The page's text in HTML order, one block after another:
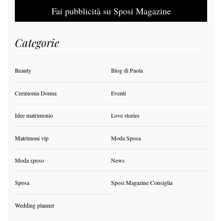
Fai pubblicità su Sposi Magazine
Categorie
Beauty Blog di Paola
Cerimonia Donna Eventi
Idee matrimonio Love stories
Matrimoni vip Moda Sposa
Moda sposo News
Sposa Sposi Magazine Consiglia
Wedding planner